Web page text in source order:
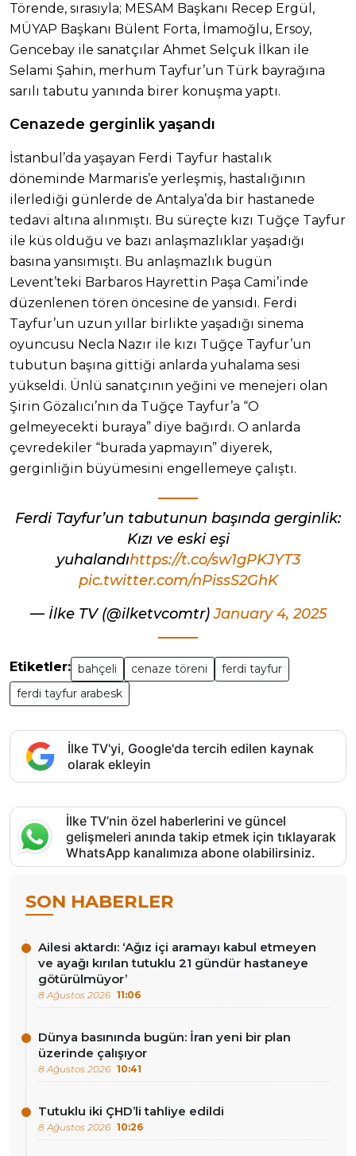
Törende, sırasıyla; MESAM Başkanı Recep Ergül,
MÜYAP Başkanı Bülent Forta, İmamoğlu, Ersoy,
Gencebay ile sanatçılar Ahmet Selçuk İlkan ile
Selami Şahin, merhum Tayfur’un Türk bayrağına
sarılı tabutu yanında birer konuşma yaptı.
Cenazede gerginlik yaşandı
İstanbul’da yaşayan Ferdi Tayfur hastalık
döneminde Marmaris’e yerleşmiş, hastalığının
ilerlediği günlerde de Antalya’da bir hastanede
tedavi altına alınmıştı. Bu süreçte kızı Tuğçe Tayfur
ile küs olduğu ve bazı anlaşmazlıklar yaşadığı
basına yansımıştı. Bu anlaşmazlık bugün
Levent’teki Barbaros Hayrettin Paşa Cami’inde
düzenlenen tören öncesine de yansıdı. Ferdi
Tayfur’un uzun yıllar birlikte yaşadığı sinema
oyuncusu Necla Nazır ile kızı Tuğçe Tayfur’un
tubutun başına gittiği anlarda yuhalama sesi
yükseldi. Ünlü sanatçının yeğini ve menejeri olan
Şirin Gözalıcı’nın da Tuğçe Tayfur’a “O
gelmeyecekti buraya” diye bağırdı. O anlarda
çevredekiler “burada yapmayın” diyerek,
gerginliğin büyümesini engellemeye çalıştı.
Ferdi Tayfur’un tabutunun başında gerginlik:
Kızı ve eski eşi
yuhalandıhttps://t.co/sw1gPKJYT3
pic.twitter.com/nPissS2GhK
— İlke TV (@ilketvcomtr)January 4, 2025
Etiketler: bahçeli cenaze töreni
ferdi tayfur
ferdi tayfur arabesk
İlke TV'yi, Google'da tercih edilen kaynak
olarak ekleyin
İlke TV’nin özel haberlerini ve güncel
gelişmeleri anında takip etmek için tıklayarak
WhatsApp kanalımıza abone olabilirsiniz.
SON HABERLER
Ailesi aktardı: ‘Ağız içi aramayı kabul etmeyen
ve ayağı kırılan tutuklu 21 gündür hastaneye
götürülmüyor’
8 Ağustos 2026 11:06
Dünya basınında bugün: İran yeni bir plan
üzerinde çalışıyor
8 Ağustos 2026 10:41
Tutuklu iki ÇHD’li tahliye edildi
8 Ağustos 2026 10:26